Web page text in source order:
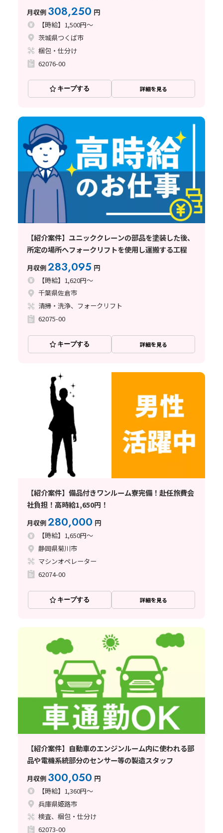
月収例 308,250 円
【時給】1,500円～
茨城県つくば市
梱包・仕分け
62076-00
キープする 詳細を見る
【紹介案件】ユニッククレーンの部品を塗装した後、
所定の場所へフォークリフトを使用し運搬する工程
月収例283,095 円
【時給】1,620円～
千葉県佐倉市
清掃・洗浄、フォークリフト
62075-00
キープする 詳細を見る
【紹介案件】備品付きワンルーム寮完備！赴任旅費会
社負担！高時給1,650円！
月収例280,000 円
【時給】1,650円～
静岡県菊川市
マシンオペレーター
62074-00
キープする 詳細を見る
【紹介案件】自動車のエンジンルーム内に使われる部
品や電機系統部分のセンサー等の製造スタッフ
月収例 300,050 円
【時給】1,360円～
兵庫県姫路市
検査、梱包・仕分け
62073-00